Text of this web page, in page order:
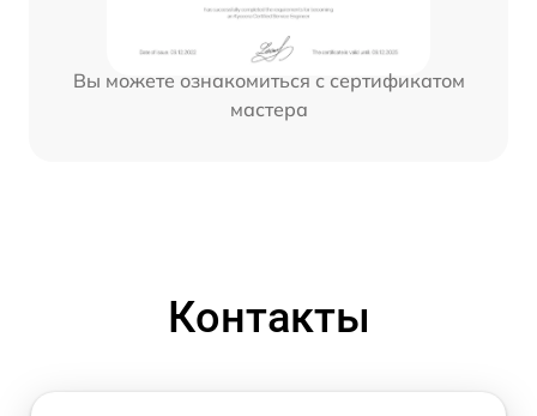
Вы можете ознакомиться с сертификатом
мастера
Контакты